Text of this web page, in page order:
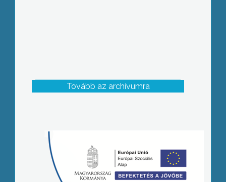
Tovább az archívumra